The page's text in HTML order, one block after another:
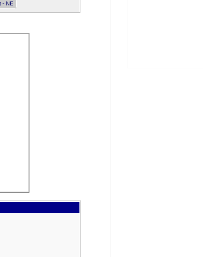
- NE